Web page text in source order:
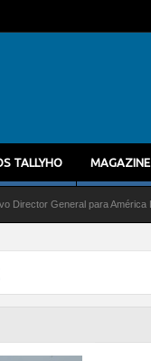
TALLYHO MAGAZINE
General para América Latina